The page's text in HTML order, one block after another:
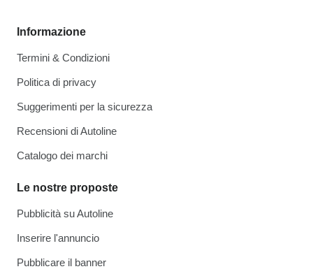
Informazione
Termini & Condizioni
Politica di privacy
Suggerimenti per la sicurezza
Recensioni di Autoline
Catalogo dei marchi
Le nostre proposte
Pubblicità su Autoline
Inserire l'annuncio
Pubblicare il banner